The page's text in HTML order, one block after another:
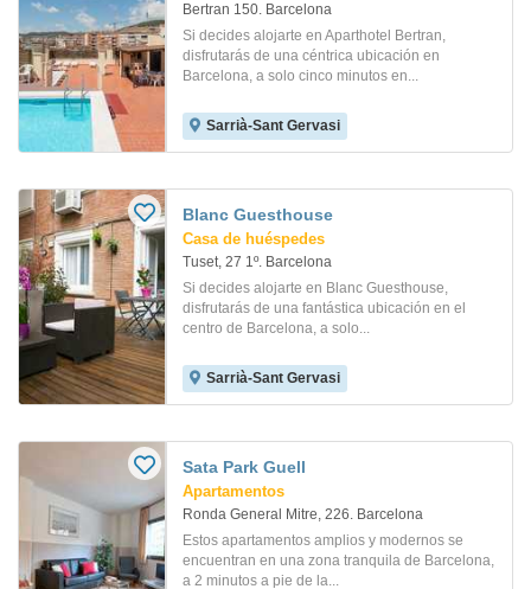
Bertran 150. Barcelona
Si decides alojarte en Aparthotel Bertran,
disfrutarás de una céntrica ubicación en
Barcelona, a solo cinco minutos en...
Sarrià-Sant Gervasi
Blanc Guesthouse
Casa de huéspedes
Tuset, 27 1º. Barcelona
Si decides alojarte en Blanc Guesthouse,
disfrutarás de una fantástica ubicación en el
centro de Barcelona, a solo...
Sarrià-Sant Gervasi
Sata Park Guell
Apartamentos
Ronda General Mitre, 226. Barcelona
Estos apartamentos amplios y modernos se
encuentran en una zona tranquila de Barcelona, ​​
a 2 minutos a pie de la...